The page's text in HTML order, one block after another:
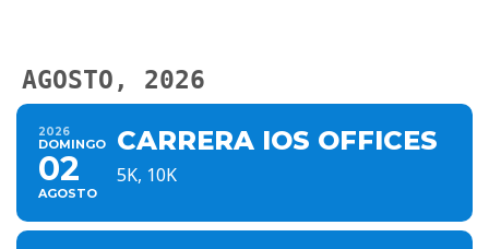
AGOSTO, 2026
2026
DOMINGO
02
AGOSTO
CARRERA IOS OFFICES
5K, 10K